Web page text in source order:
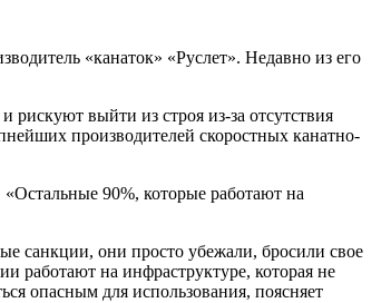
«канаток» «Руслет». Недавно из его
выйти из строя из-за отсутствия
производителей скоростных канатно-
90%, которые работают на
санкции, они просто убежали, бросили свое
работают на инфраструктуре, которая не
опасным для использования, поясняет